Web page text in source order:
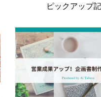
ピックアップ